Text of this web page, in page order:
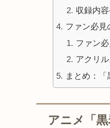
収録内
ファン必見
ファン
アクリ
まとめ：
アニメ「